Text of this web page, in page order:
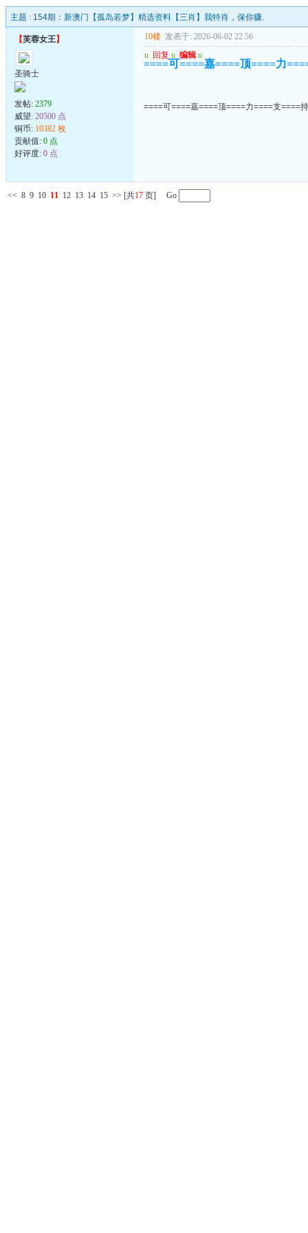
主题 : 154期：新澳门【孤岛若梦】精选资料【三肖】我特肖，保你赚.
【芙蓉女王】
圣骑士
发帖: 2379
威望: 20500 点
铜币: 10382 枚
贡献值: 0 点
好评度: 0 点
10楼 发表于: 2026-06-02 22:56
u 回复 u 编辑 u
====可====嘉====顶====力
====可====嘉====顶====力====支====
<< 8 9 10 11 12 13 14 15 >> [共17 页] Go